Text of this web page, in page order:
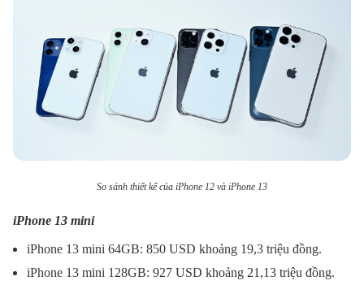
So sánh thiết kế của iPhone 12 và iPhone 13
iPhone 13 mini
iPhone 13 mini 64GB: 850 USD khoảng 19,3 triệu đồng.
iPhone 13 mini 128GB: 927 USD khoảng 21,13 triệu đồng.